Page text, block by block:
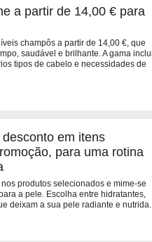
a partir de 14,00 € para
champôs a partir de 14,00 €, que
saudável e brilhante. A gama inclui
tipos de cabelo e necessidades de
em itens
para uma rotina
produtos selecionados e mime-se
a pele. Escolha entre hidratantes,
deixam a sua pele radiante e nutrida.